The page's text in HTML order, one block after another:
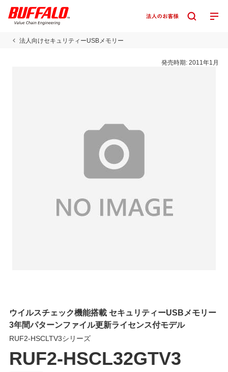
法人向けセキュリティーUSBメモリー
発売時期:2011年1月
ウイルスチェック機能搭載 セキュリティーUSBメモリー
3年間パターンファイル更新ライセンス付モデル
RUF2-HSCLTV3シリーズ
RUF2-HSCL32GTV3